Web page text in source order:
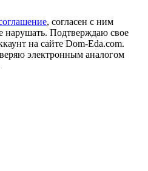
, согласен с ним
нарушать. Подтверждаю свое
на сайте Dom-Eda.com.
электронным аналогом